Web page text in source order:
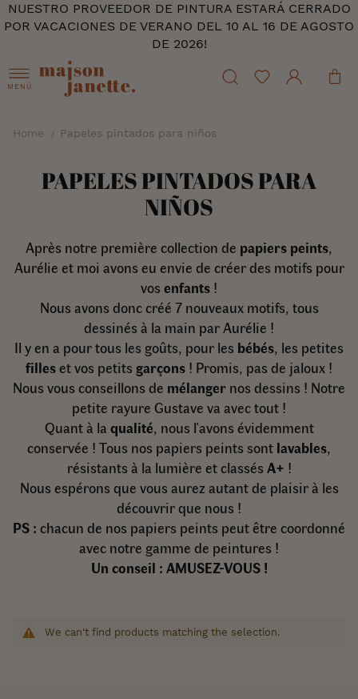
NUESTRO PROVEEDOR DE PINTURA ESTARÁ CERRADO
POR VACACIONES DE VERANO DEL 10 AL 16 DE AGOSTO
DE 2026!
MENÚ
Home Papeles pintados para niños
PAPELES PINTADOS PARA
NIÑOS
Après notre première collection de papiers peints,
Aurélie et moi avons eu envie de créer des motifs pour
vos enfants !
Nous avons donc créé 7 nouveaux motifs, tous
dessinés à la main par Aurélie !
Il y en a pour tous les goûts, pour les bébés, les petites
filleset vos petits garçons ! Promis, pas de jaloux !
Nous vous conseillons de mélanger nos dessins ! Notre
petite rayure Gustave va avec tout !
Quant à laqualité, nous l'avons évidemment
conservée ! Tous nos papiers peints sont lavables,
résistants à la lumière et classés A+ !
Nous espérons que vous aurez autant de plaisir à les
découvrir que nous !
PS : chacun de nos papiers peints peut être coordonné
avec notre gamme de peintures !
Un conseil : AMUSEZ-VOUS !
We can't find products matching the selection.